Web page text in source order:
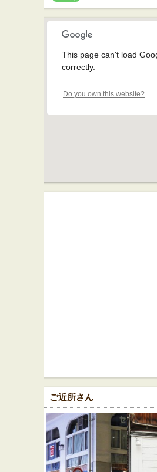
This page can't load
correctly.
Do you own this website?
ご近所さん